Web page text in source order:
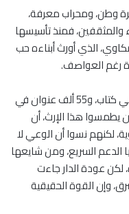
وطن، ومحراب معرفة،
فمنذ تأسيسها
مكاوي، الذي أورث أبناءه حب
رغم العواصف.
قبل الحرب، كانت الدار تحتضن أكثر من مليوني كتاب، و55 ألف عنوان في
يطمسوا هذا الإرث، أن
لكنهم نسوا أن الوعي لا
الدعم السريع، ومن شايعها
لكن عودة الدار جاءت
وإن القوة الحقيقية